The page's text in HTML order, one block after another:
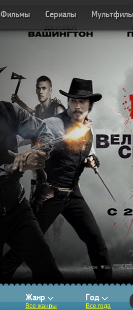
Фильмы Сериалы
Жанр
Все жанры
Год
Все года